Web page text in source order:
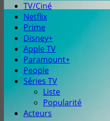
TV/Ciné
Netflix
Prime
Disney+
Apple TV
Paramount+
People
Séries TV
Liste
Popularité
Acteurs